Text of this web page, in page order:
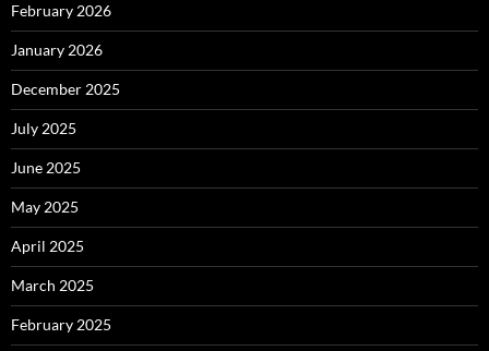
February 2026
January 2026
December 2025
July 2025
June 2025
May 2025
April 2025
March 2025
February 2025